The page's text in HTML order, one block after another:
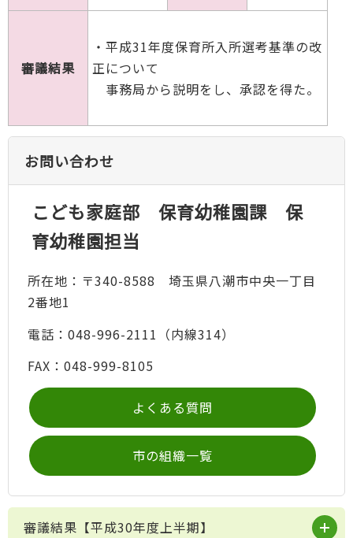
審議結果
・平成31年度保育所入所選考基準の改
正について
事務局から説明をし、承認を得た。
お問い合わせ
こども家庭部 保育幼稚園課 保
育幼稚園担当
所在地：〒340-8588 埼玉県八潮市中央一丁目
2番地1
電話：048-996-2111（内線314）
FAX：048-999-8105
よくある質問
市の組織一覧
審議結果【平成30年度上半期】